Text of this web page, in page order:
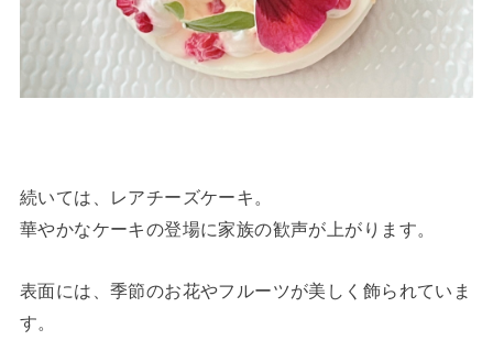
続いては、レアチーズケーキ。
華やかなケーキの登場に家族の歓声が上がります。
表面には、季節のお花やフルーツが美しく飾られていま
す。